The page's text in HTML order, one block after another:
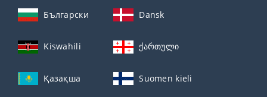
Български Dansk
Kiswahili ქართული
Қазақша Suomen kieli